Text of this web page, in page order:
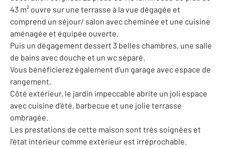
43 m² ouvre sur une terrasse à la vue dégagée et
comprend un séjour/ salon avec cheminée et une cuisine
aménagée et équipée ouverte.
Puis un dégagement dessert 3 belles chambres, une salle
de bains avec douche et un wc séparé.
Vous bénéficierez également d'un garage avec espace de
rangement.
Côté extérieur, le jardin impeccable abrite un joli espace
avec cuisine d'été, barbecue et une jolie terrasse
ombragée.
Les prestations de cette maison sont très soignées et
l'état intérieur comme extérieur est irréprochable.